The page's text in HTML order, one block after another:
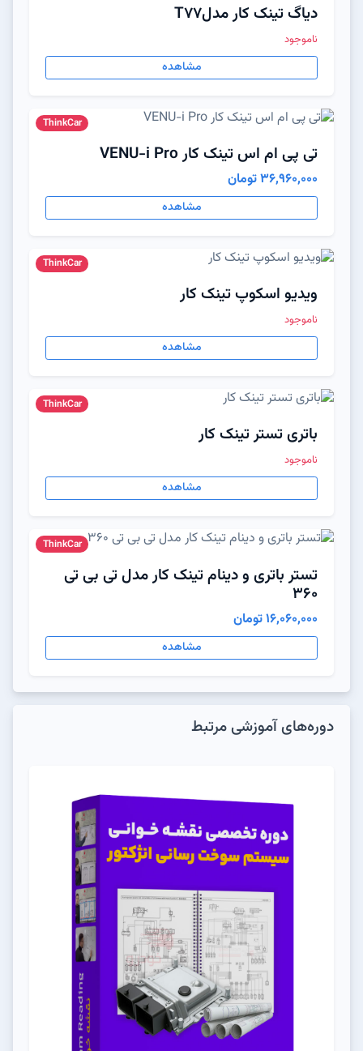
دیاگ تینک کار مدلT77
ناموجود
مشاهده
ThinkCar
تی پی ام اس تینک کار VENU-i Pro
36,960,000 تومان
مشاهده
ThinkCar
ویدیو اسکوپ تینک کار
ناموجود
مشاهده
ThinkCar
باتری تستر تینک کار
ناموجود
مشاهده
ThinkCar
تستر باتری و دینام تینک کار مدل تی بی تی
360
16,060,000 تومان
مشاهده
دوره‌های آموزشی مرتبط